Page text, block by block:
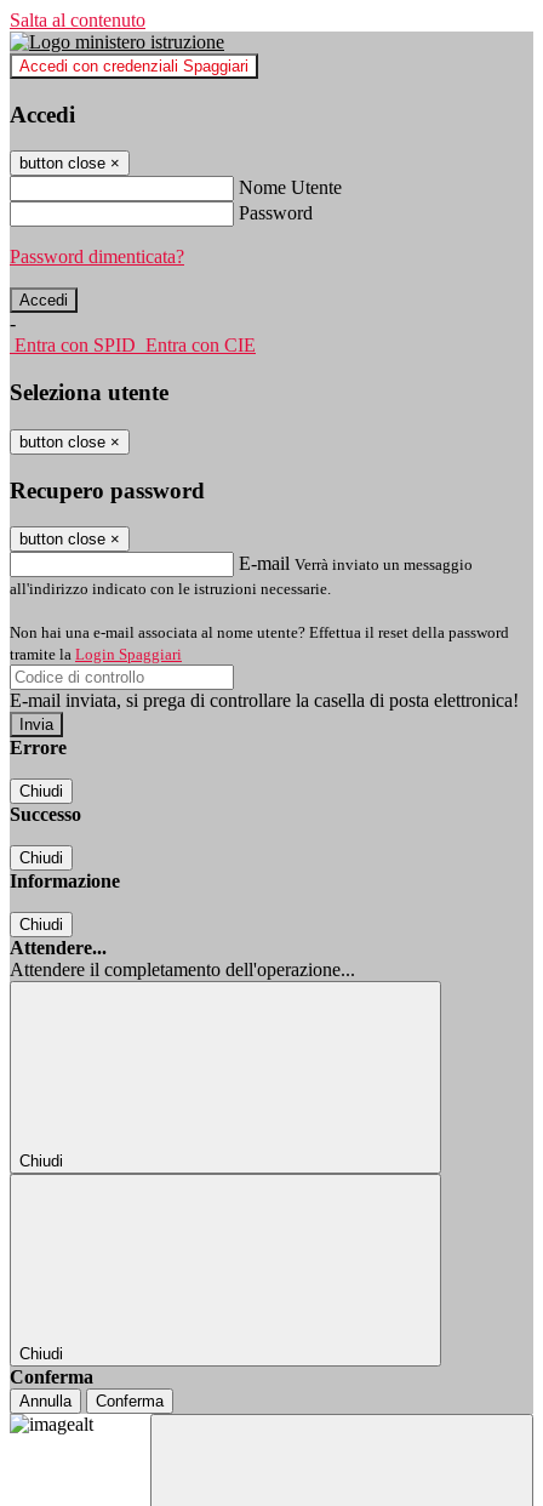
Salta al contenuto
Accedi con credenziali Spaggiari
Accedi
button close ×
Nome Utente
Password
Password dimenticata?
-
Entra con SPID Entra con CIE
Seleziona utente
button close ×
Recupero password
button close ×
E-mail Verrà inviato un messaggio
all'indirizzo indicato con le istruzioni necessarie.
Non hai una e-mail associata al nome utente? Effettua il reset della password
tramite la Login Spaggiari
E-mail inviata, si prega di controllare la casella di posta elettronica!
Errore
Chiudi
Successo
Chiudi
Informazione
Chiudi
Attendere...
Attendere il completamento dell'operazione...
Chiudi
Chiudi
Conferma
Annulla Conferma